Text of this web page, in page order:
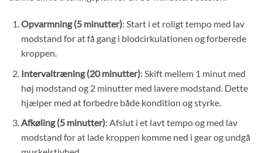
Opvarmning (5 minutter): Start i et roligt tempo med lav
modstand for at få gang i blodcirkulationen og forberede
kroppen.
Intervaltræning (20 minutter): Skift mellem 1 minut med
høj modstand og 2 minutter med lavere modstand. Dette
hjælper med at forbedre både kondition og styrke.
Afkøling (5 minutter): Afslut i et lavt tempo og med lav
modstand for at lade kroppen komme ned i gear og undgå